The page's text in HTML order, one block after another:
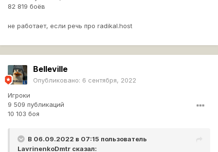
82 819 боёв
не работает, если речь про radikal.host
Belleville
Опубликовано: 6 сентября, 2022
Игроки
9 509 публикаций
10 103 боя
В 06.09.2022 в 07:15 пользователь
LavrinenkoDmtr сказал: